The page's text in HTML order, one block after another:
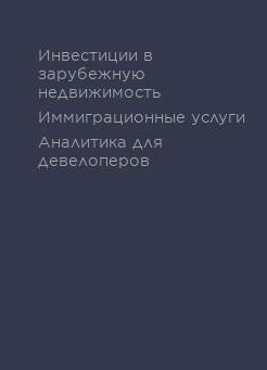
Инвестиции в
зарубежную
недвижимость
Иммиграционные услуги
Аналитика для
девелоперов